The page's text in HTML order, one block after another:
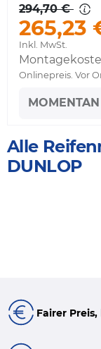
294,70 €
265,23
Inkl. MwSt.
Onlinepreis. Vor
Alle
DUNLOP
Fairer